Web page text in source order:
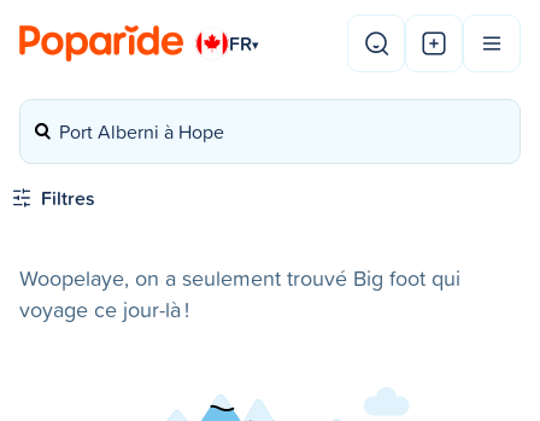
FR▾
Port Alberni à Hope
Filtres
Woopelaye, on a seulement trouvé Big foot qui
voyage ce jour-là !